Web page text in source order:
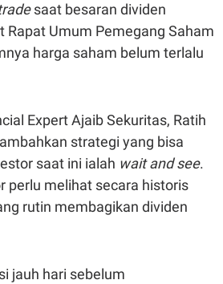
saat besaran dividen
Rapat Umum Pemegang Saham
harga saham belum terlalu
Expert Ajaib Sekuritas, Ratih
strategi yang bisa
saat ini ialah wait and see.
perlu melihat secara historis
rutin membagikan dividen
jauh hari sebelum